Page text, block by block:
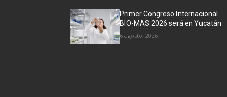
Primer Congreso Internacional
BIO-MAS 2026 será en Yucatán
6 agosto, 2026